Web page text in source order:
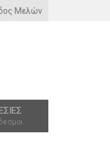
Μελών